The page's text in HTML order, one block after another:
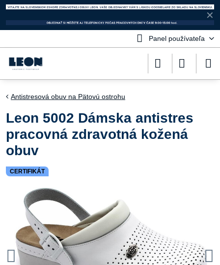
✕
Panel používateľa
CERTIFIKÁT
Antistresová obuv na Pätovú ostrohu
Leon 5002 Dámska antistres
pracovná zdravotná kožená
obuv